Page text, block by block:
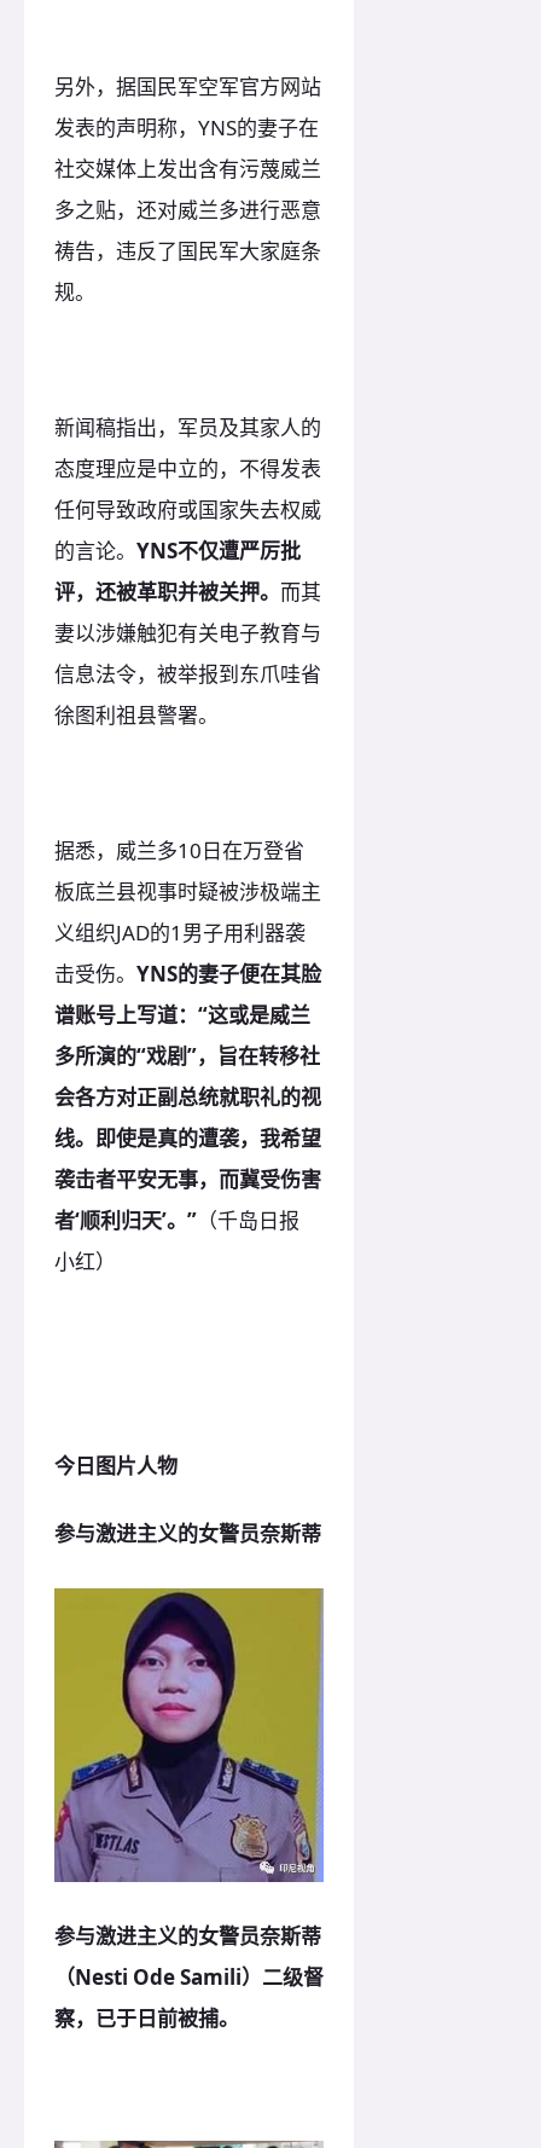
另外，据国民军空军官方网站
发表的声明称，YNS的妻子在
社交媒体上发出含有污蔑威兰
多之贴，还对威兰多进行恶意
祷告，违反了国民军大家庭条
规。
新闻稿指出，军员及其家人的
态度理应是中立的，不得发表
任何导致政府或国家失去权威
的言论。 YNS不仅遭严厉批
评，还被革职并被关押。 而其
妻以涉嫌触犯有关电子教育与
信息法令，被举报到东爪哇省
徐图利祖县警署。
据悉，威兰多10日在万登省
板底兰县视事时疑被涉极端主
义组织JAD的1男子用利器袭
击受伤。 YNS的妻子便在其脸
谱账号上写道：“这或是威兰
多所演的“戏剧”，旨在转移社
会各方对正副总统就职礼的视
线。即使是真的遭袭，我希望
袭击者平安无事，而冀受伤害
者‘顺利归天’。” （千岛日报
小红）
今日图片人物
参与激进主义的女警员奈斯蒂
参与激进主义的女警员奈斯蒂
（Nesti Ode Samili）二级督
察，已于日前被捕。